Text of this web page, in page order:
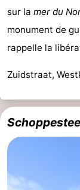
sur la mer du
monument de
rappelle la
Zuidstraat,